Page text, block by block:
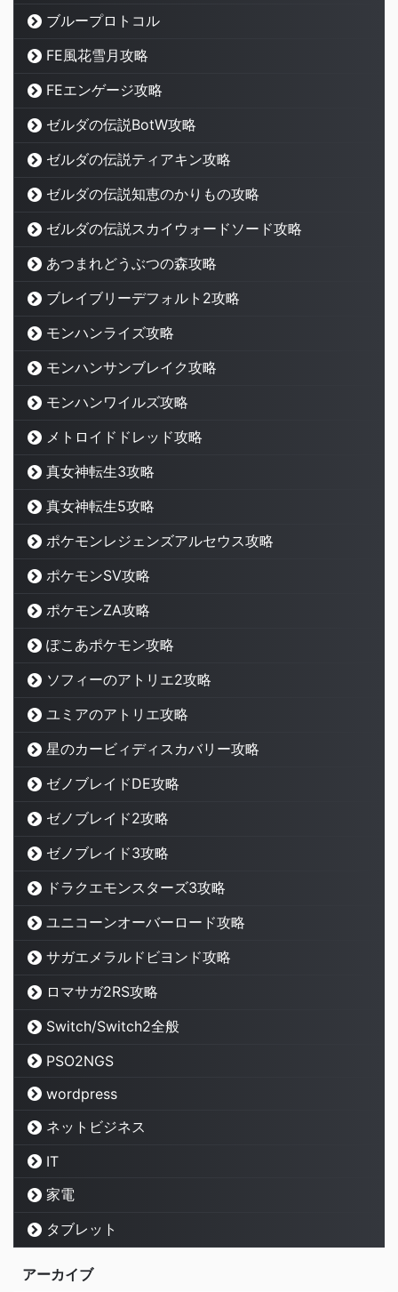
ブループロトコル
FE風花雪月攻略
FEエンゲージ攻略
ゼルダの伝説BotW攻略
ゼルダの伝説ティアキン攻略
ゼルダの伝説知恵のかりもの攻略
ゼルダの伝説スカイウォードソード攻略
あつまれどうぶつの森攻略
ブレイブリーデフォルト2攻略
モンハンライズ攻略
モンハンサンブレイク攻略
モンハンワイルズ攻略
メトロイドドレッド攻略
真女神転生3攻略
真女神転生5攻略
ポケモンレジェンズアルセウス攻略
ポケモンSV攻略
ポケモンZA攻略
ぽこあポケモン攻略
ソフィーのアトリエ2攻略
ユミアのアトリエ攻略
星のカービィディスカバリー攻略
ゼノブレイドDE攻略
ゼノブレイド2攻略
ゼノブレイド3攻略
ドラクエモンスターズ3攻略
ユニコーンオーバーロード攻略
サガエメラルドビヨンド攻略
ロマサガ2RS攻略
Switch/Switch2全般
PSO2NGS
wordpress
ネットビジネス
IT
家電
タブレット
アーカイブ